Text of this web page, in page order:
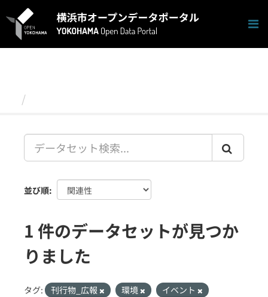
キ
並び順
1 件のデータセットが見つか
りました
タグ: 刊行物_広報 環境
イベント